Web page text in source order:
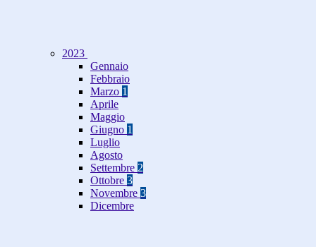
2023
Gennaio
Febbraio
Marzo 1
Aprile
Maggio
Giugno 1
Luglio
Agosto
Settembre 2
Ottobre 3
Novembre 3
Dicembre